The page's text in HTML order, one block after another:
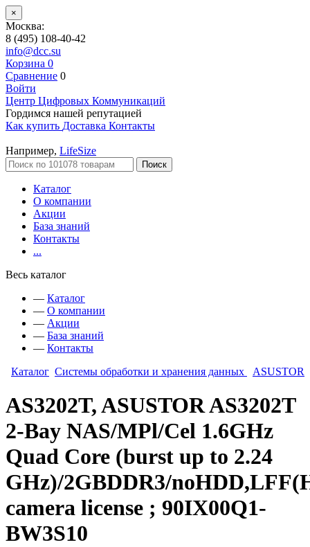
×
Москва:
8 (495) 108-40-42
info@dcc.su
Корзина 0
Сравнение 0
Войти
Центр Цифровых Коммуникаций
Гордимся нашей репутацией
Как купить Доставка Контакты
Например, LifeSize
Поиск
Каталог
О компании
Акции
База знаний
Контакты
...
Весь каталог
— Каталог
— О компании
— Акции
— База знаний
— Контакты
Каталог Системы обработки и хранения данных ASUSTOR
AS3202T, ASUSTOR AS3202T
2-Bay NAS/MPl/Cel 1.6GHz
Quad Core (burst up to 2.24
GHz)/2GBDDR3/
camera license ; 90IX00Q1-
BW3S10